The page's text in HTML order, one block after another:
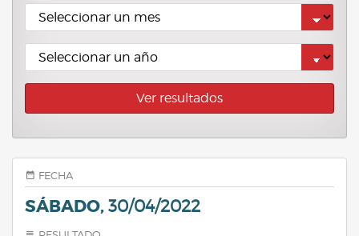
Ver resultados
FECHA
SÁBADO, 30/04/2022